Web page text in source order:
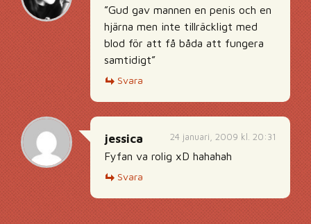
”Gud gav mannen en penis och en
hjärna men inte tillräckligt med
blod för att få båda att fungera
samtidigt”
Svara
24 januari, 2009 kl. 20:31
jessica
Fyfan va rolig xD hahahah
Svara